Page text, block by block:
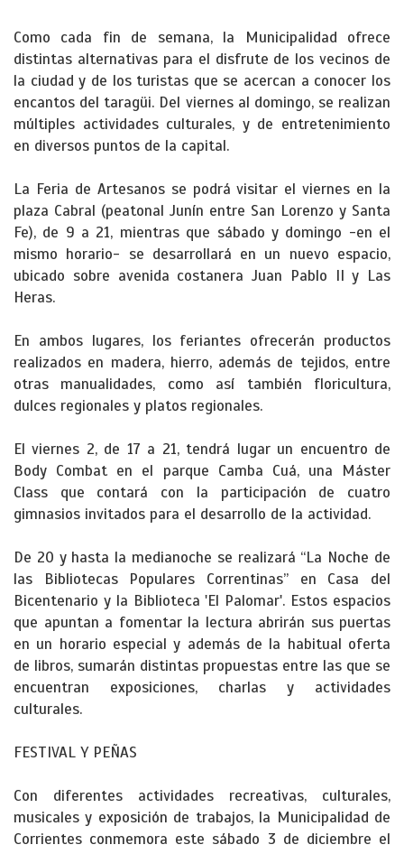
Como cada fin de semana, la Municipalidad ofrece
distintas alternativas para el disfrute de los vecinos de
la ciudad y de los turistas que se acercan a conocer los
encantos del taragüi. Del viernes al domingo, se realizan
múltiples actividades culturales, y de entretenimiento
en diversos puntos de la capital.
La Feria de Artesanos se podrá visitar el viernes en la
plaza Cabral (peatonal Junín entre San Lorenzo y Santa
Fe), de 9 a 21, mientras que sábado y domingo -en el
mismo horario- se desarrollará en un nuevo espacio,
ubicado sobre avenida costanera Juan Pablo II y Las
Heras.
En ambos lugares, los feriantes ofrecerán productos
realizados en madera, hierro, además de tejidos, entre
otras manualidades, como así también floricultura,
dulces regionales y platos regionales.
El viernes 2, de 17 a 21, tendrá lugar un encuentro de
Body Combat en el parque Camba Cuá, una Máster
Class que contará con la participación de cuatro
gimnasios invitados para el desarrollo de la actividad.
De 20 y hasta la medianoche se realizará “La Noche de
las Bibliotecas Populares Correntinas” en Casa del
Bicentenario y la Biblioteca 'El Palomar'. Estos espacios
que apuntan a fomentar la lectura abrirán sus puertas
en un horario especial y además de la habitual oferta
de libros, sumarán distintas propuestas entre las que se
encuentran exposiciones, charlas y actividades
culturales.
FESTIVAL Y PEÑAS
Con diferentes actividades recreativas, culturales,
musicales y exposición de trabajos, la Municipalidad de
Corrientes conmemora este sábado 3 de diciembre el